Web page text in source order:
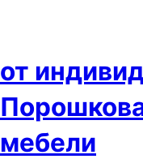
от
мебели